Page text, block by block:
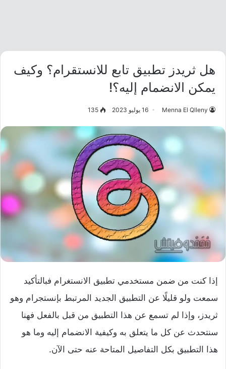
هل ثريدز تطبيق تابع للانستقرام؟ وكيف
يمكن الانضمام إليه؟!
Menna El Qlleny 16 يوليو 2023 135
إذا كنت من ضمن مستخدمي تطبيق الانستغرام فبالتأكيد
سمعت ولو قليلًا عن التطبيق الجديد المرتبط بإنستجرام وهو
ثريدز، وإذا لم تسمع عن هذا التطبيق من قبل بالفعل فهنا
سنتحدث عن كل ما يتعلق به وكيفية الانضمام إليه وما هو
هذا التطبيق بكل التفاصيل المتاحة عنه حتى الآن.